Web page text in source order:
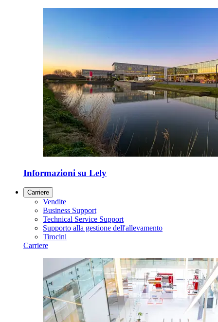
Informazioni su Lely
Carriere
Vendite
Business Support
Technical Service Support
Supporto alla gestione dell'allevamento
Tirocini
Carriere